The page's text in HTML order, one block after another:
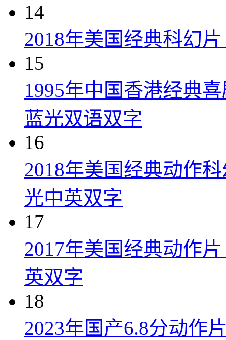
14
2018年美国经典科幻
15
1995年中国香港经典
蓝光双语双字
16
2018年美国经典动作
光中英双字
17
2017年美国经典动作
英双字
18
2023年国产6.8分动作